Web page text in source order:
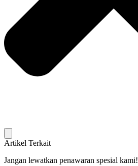
Artikel Terkait
Jangan lewatkan penawaran spesial kami!